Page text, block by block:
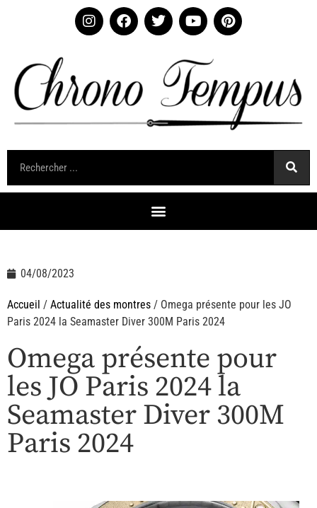
04/08/2023
Accueil / Actualité des montres / Omega présente pour les JO
Paris 2024 la Seamaster Diver 300M Paris 2024
Omega présente pour
les JO Paris 2024 la
Seamaster Diver 300M
Paris 2024